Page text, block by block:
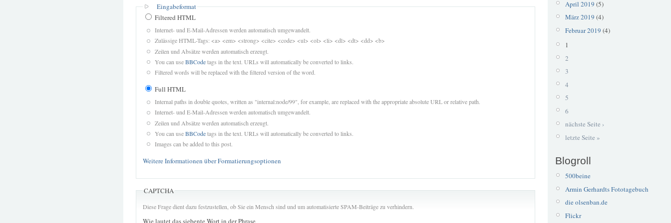
Eingabeformat
Filtered HTML
Internet- und E-Mail-Adressen werden automatisch umgewandelt.
Zulässige HTML-Tags: <a> <em> <strong> <cite> <code> <ul> <ol> <li> <dl> <dt> <dd> <b>
Zeilen und Absätze werden automatisch erzeugt.
You can useBBCodetags in the text. URLs will automatically be converted to links.
Filtered words will be replaced with the filtered version of the word.
Full HTML
Internal paths in double quotes, written as "internal:node/99", for example, are replaced with the appropriate absolute URL or relative path.
Internet- und E-Mail-Adressen werden automatisch umgewandelt.
Zeilen und Absätze werden automatisch erzeugt.
You can useBBCodetags in the text. URLs will automatically be converted to links.
Images can be added to this post.
Weitere Informationen über Formatierungsoptionen
CAPTCHA
Diese Frage dient dazu festzustellen, ob Sie ein Mensch sind und um automatisierte SPAM-Beiträge zu verhindern.
Wie lautet das siebente Wort in der Phrase
April 2019 (5)
März 2019 (4)
Februar 2019 (4)
1
2
3
4
5
6
nächste Seite ›
letzte Seite »
Blogroll
500beine
Armin Gerhardts Fototagebuch
die olsenban.de
Flickr